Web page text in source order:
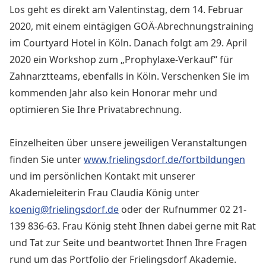
Los geht es direkt am Valentinstag, dem 14. Februar
2020, mit einem eintägigen GOÄ-Abrechnungstraining
im Courtyard Hotel in Köln. Danach folgt am 29. April
2020 ein Workshop zum „Prophylaxe-Verkauf“ für
Zahnarztteams, ebenfalls in Köln. Verschenken Sie im
kommenden Jahr also kein Honorar mehr und
optimieren Sie Ihre Privatabrechnung.
Einzelheiten über unsere jeweiligen Veranstaltungen
finden Sie unterwww.frielingsdorf.de/fortbildungen
und im persönlichen Kontakt mit unserer
Akademieleiterin Frau Claudia König unter
koenig@frielingsdorf.de oder der Rufnummer 02 21-
139 836-63. Frau König steht Ihnen dabei gerne mit Rat
und Tat zur Seite und beantwortet Ihnen Ihre Fragen
rund um das Portfolio der Frielingsdorf Akademie.